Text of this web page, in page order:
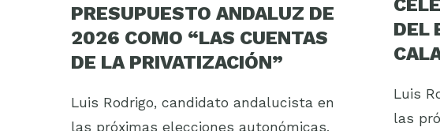
PRESUPUESTO ANDALUZ DE
2026 COMO “LAS CUENTAS
DE LA PRIVATIZACIÓN”
Luis Rodrigo, candidato andalucista en
las próximas elecciones autonómicas,
DEL
Luis
las